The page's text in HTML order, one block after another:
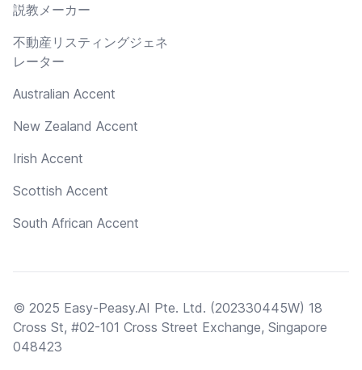
説教メーカー
不動産リスティングジェネ
レーター
Australian Accent
New Zealand Accent
Irish Accent
Scottish Accent
South African Accent
© 2025 Easy-Peasy.AI Pte. Ltd. (202330445W) 18
Cross St, #02-101 Cross Street Exchange, Singapore
048423